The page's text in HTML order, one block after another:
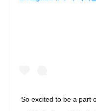
So excited to be a part